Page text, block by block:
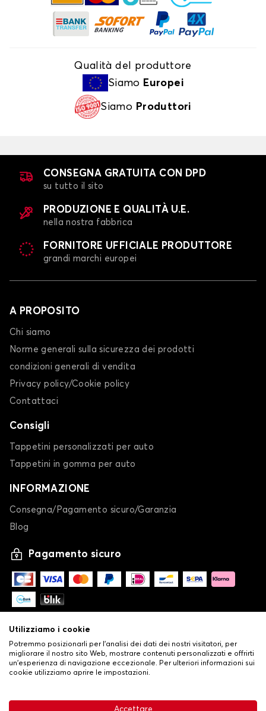
Qualità del produttore
Siamo Europei
Siamo Produttori
CONSEGNA GRATUITA CON DPD
su tutto il sito
PRODUZIONE E QUALITÀ U.E.
nella nostra fabbrica
FORNITORE UFFICIALE PRODUTTORE
grandi marchi europei
A PROPOSITO
Chi siamo
Norme generali sulla sicurezza dei prodotti
condizioni generali di vendita
Privacy policy/Cookie policy
Contattaci
Consigli
Tappetini personalizzati per auto
Tappetini in gomma per auto
INFORMAZIONE
Consegna/Pagamento sicuro/Garanzia
Blog
Pagamento sicuro
Condizioni generali di vendita•
Utilizziamo i cookie
Potremmo posizionarli per l'analisi dei dati dei nostri visitatori, per
migliorare il nostro sito Web, mostrare contenuti personalizzati e offrirti
un'esperienza di navigazione eccezionale. Per ulteriori informazioni sui
cookie utilizziamo aprire le impostazioni.
Accettare